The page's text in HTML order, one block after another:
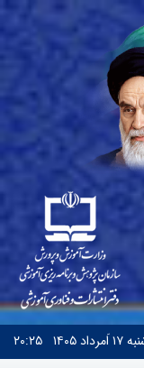
۱۷ اَمرداد ۱۴۰۵ ۲۰:۲۵